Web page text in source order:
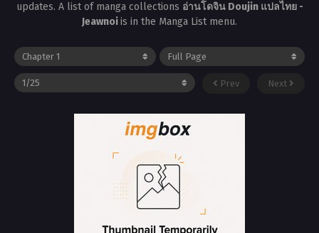
updates. A list of manga collections อ่านโดจิน Doujin แปลไทย -
Jeawnoiis in the Manga List menu.
Prev Next